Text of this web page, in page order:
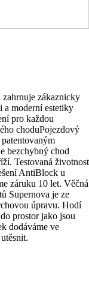
zákaznicky
a moderní estetiky
pro každou
choduPojezdový
bezchybný chod
Testovaná životnost
AntiBlock u
záruku 10 let. Věčná
Supernova je ze
úpravu. Hodí
prostor jako jsou
dodáváme ve